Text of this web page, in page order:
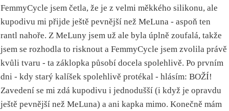
FemmyCycle jsem četla, že je z velmi měkkého silikonu, ale
kupodivu mi přijde ještě pevnější než MeLuna - aspoň ten
rantl nahoře. Z MeLuny jsem už ale byla úplně zoufalá, takže
jsem se rozhodla to risknout a FemmyCycle jsem zvolila právě
kvůli tvaru - ta záklopka působí docela spolehlivě. Po prvním
dni - kdy starý kalíšek spolehlivě protékal - hlásím: BOŽÍ!
Zavedení se mi zdá kupodivu i jednodušší (i když je opravdu
ještě pevnější než MeLuna) a ani kapka mimo. Konečně mám